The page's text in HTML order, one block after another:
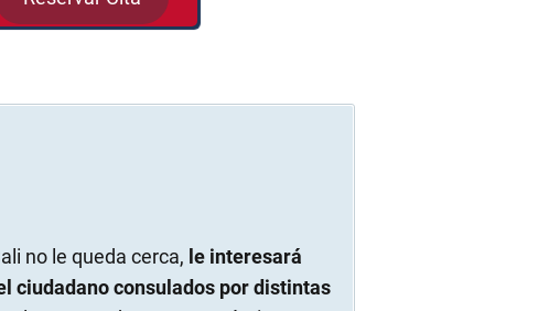
no le queda cerca, le interesará
ciudadano consulados por distintas